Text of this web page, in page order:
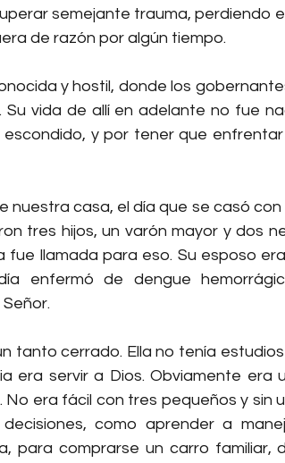
semejante trauma, perdiendo
de razón por algún tiempo.
y hostil, donde los
vida de allí en adelante no fue
y por tener que
nuestra casa, el día que se casó
tres hijos, un varón mayor y dos
fue llamada para eso. Su esposo
enfermó de dengue
tanto cerrado. Ella no tenía
era servir a Dios. Obviamente era
era fácil con tres pequeños y sin
como aprender a
para comprarse un carro familiar,